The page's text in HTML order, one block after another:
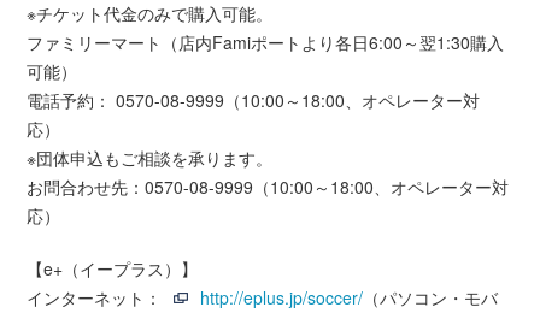
※チケット代金のみで購入可能。
ファミリーマート（店内Famiポートより各日6:00～翌1:30購入
可能）
電話予約： 0570-08-9999（10:00～18:00、オペレーター対
応）
※団体申込もご相談を承ります。
お問合わせ先：0570-08-9999（10:00～18:00、オペレーター対
応）
【e+（イープラス）】
インターネット：
http://eplus.jp/soccer/ （パソコン・モバ